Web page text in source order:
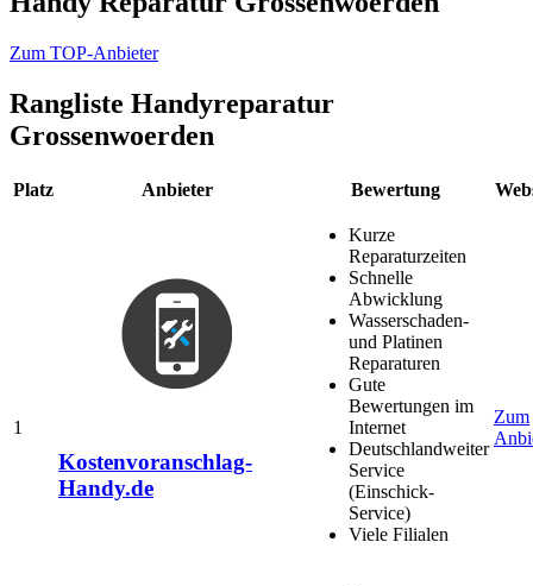
Zum TOP-Anbieter
Rangliste Handyreparatur
Grossenwoerden
Platz Anbieter Bewertung
1
Kostenvoranschlag-
Handy.de
Kurze
Reparaturzeiten
Schnelle
Abwicklung
Wasserschaden-
und Platinen
Reparaturen
Gute
Bewertungen im
Internet
Deutschlandweiter
Service
(Einschick-
Service)
Viele Filialen
Zum